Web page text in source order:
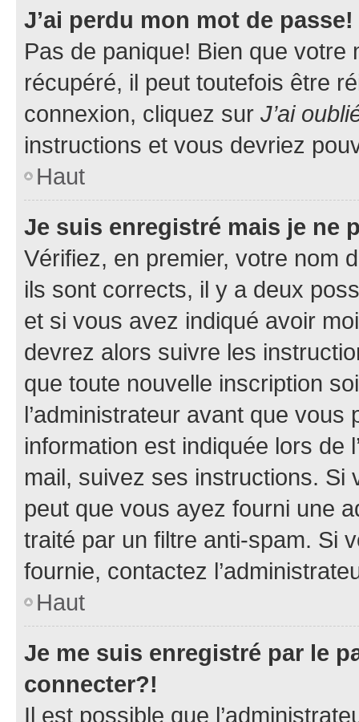
J’ai perdu mon mot de passe!
Pas de panique! Bien que
récupéré, il peut toutefois être
connexion, cliquez sur J’ai
instructions et vous devriez
Haut
Je suis enregistré mais je ne
Vérifiez, en premier, votre nom
ils sont corrects, il y a deux
et si vous avez indiqué avoir
devrez alors suivre les
que toute nouvelle inscription
l’administrateur avant que
information est indiquée lors de
mail, suivez ses instructions. Si
peut que vous ayez fourni une
traité par un filtre anti-spam. Si
fournie, contactez
Haut
Je me suis enregistré par le
connecter?!
Il est possible que